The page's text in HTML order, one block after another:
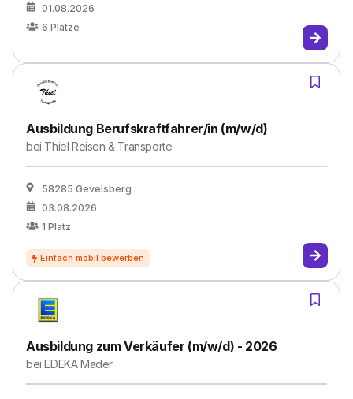
01.08.2026
6 Plätze
Ausbildung Berufskraftfahrer/in (m/w/d)
bei Thiel Reisen & Transporte
58285 Gevelsberg
03.08.2026
1 Platz
Ausbildung zum Verkäufer (m/w/d) - 2026
beiEDEKA Mader